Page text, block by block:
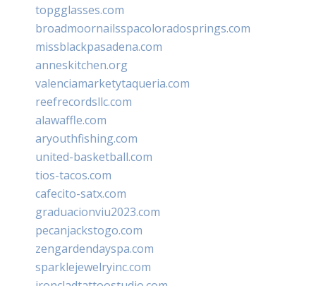
topgglasses.com
broadmoornailsspacoloradosprings.com
missblackpasadena.com
anneskitchen.org
valenciamarketytaqueria.com
reefrecordsllc.com
alawaffle.com
aryouthfishing.com
united-basketball.com
tios-tacos.com
cafecito-satx.com
graduacionviu2023.com
pecanjackstogo.com
zengardendayspa.com
sparklejewelryinc.com